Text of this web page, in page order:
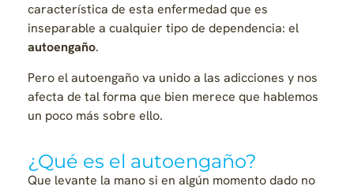
característica de esta enfermedad que es
inseparable a cualquier tipo de dependencia: el
autoengaño.
Pero el autoengaño va unido a las adicciones y nos
afecta de tal forma que bien merece que hablemos
un poco más sobre ello.
¿Qué es el autoengaño?
Que levante la mano si en algún momento dado no